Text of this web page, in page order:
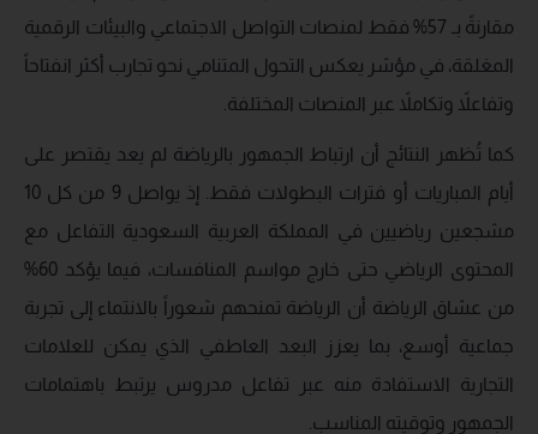
مقارنةً بـ 57% فقط لمنصات التواصل الاجتماعي والبيئات الرقمية
المغلقة، في مؤشر يعكس التحول المتنامي نحو تجارب أكثر انفتاحاً
وتفاعلاً وتكاملاً عبر المنصات المختلفة.
كما تُظهر النتائج أن ارتباط الجمهور بالرياضة لم يعد يقتصر على
أيام المباريات أو فترات البطولات فقط. إذ يواصل 9 من كل 10
مشجعين رياضيين في المملكة العربية السعودية التفاعل مع
المحتوى الرياضي حتى خارج مواسم المنافسات، فيما يؤكد 60%
من عشاق الرياضة أن الرياضة تمنحهم شعوراً بالانتماء إلى تجربة
جماعية أوسع، بما يعزز البعد العاطفي الذي يمكن للعلامات
التجارية الاستفادة منه عبر تفاعل مدروس يرتبط باهتمامات
الجمهور وتوقيته المناسب.